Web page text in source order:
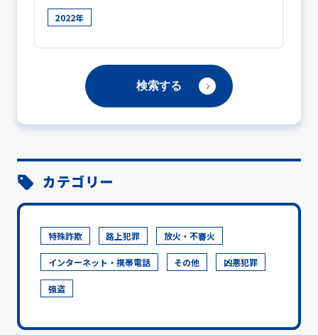
2022年
カテゴリー
特殊詐欺 路上犯罪 放火・不審火
インターネット・携帯電話 その他 凶悪犯罪
強盗